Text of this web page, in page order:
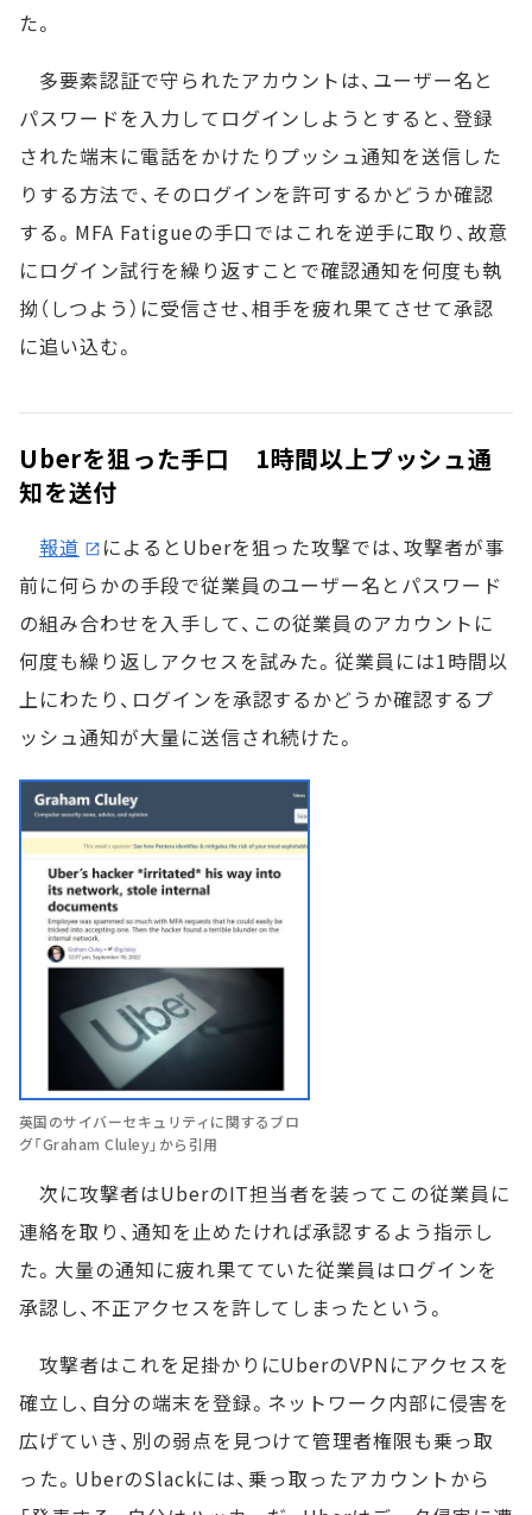
た。
多要素認証で守られたアカウントは、ユーザー名と
パスワードを入力してログインしようとすると、登録
された端末に電話をかけたりプッシュ通知を送信した
りする方法で、そのログインを許可するかどうか確認
する。MFA Fatigueの手口ではこれを逆手に取り、故意
にログイン試行を繰り返すことで確認通知を何度も執
拗（しつよう）に受信させ、相手を疲れ果てさせて承認
に追い込む。
Uberを狙った手口 1時間以上プッシュ通
知を送付
報道
によるとUberを狙った攻撃では、攻撃者が事
前に何らかの手段で従業員のユーザー名とパスワード
の組み合わせを入手して、この従業員のアカウントに
何度も繰り返しアクセスを試みた。従業員には1時間以
上にわたり、ログインを承認するかどうか確認するプ
ッシュ通知が大量に送信され続けた。
英国のサイバーセキュリティに関するブロ
グ「Graham Cluley」から引用
次に攻撃者はUberのIT担当者を装ってこの従業員に
連絡を取り、通知を止めたければ承認するよう指示し
た。大量の通知に疲れ果てていた従業員はログインを
承認し、不正アクセスを許してしまったという。
攻撃者はこれを足掛かりにUberのVPNにアクセスを
確立し、自分の端末を登録。ネットワーク内部に侵害を
広げていき、別の弱点を見つけて管理者権限も乗っ取
った。UberのSlackには、乗っ取ったアカウントから